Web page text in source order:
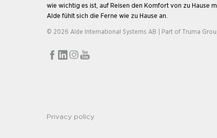
wie wichtig es ist, auf Reisen den Komfort von zu Hause
Alde fühlt sich die Ferne wie zu Hause an.
© 2026 Alde International Systems AB | Part of Truma
Privacy policy